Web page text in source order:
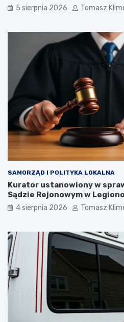
5 sierpnia 2026 Tomasz
SAMORZĄD I POLITYKA LOKALNA
Kurator ustanowiony w
Sądzie Rejonowym w
4 sierpnia 2026 Tomasz